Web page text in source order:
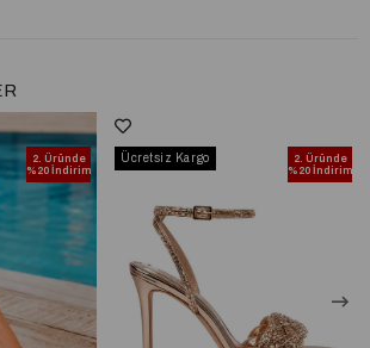
size özel bir deneyim sunar. Premium
topuk
2. Üründe
%20 İndirim
2. Üründe
%20 İndirim
Ücretsiz Kargo